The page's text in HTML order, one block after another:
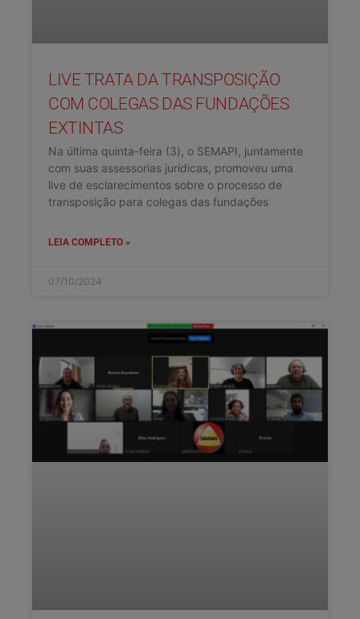
LIVE TRATA DA TRANSPOSIÇÃO
COM COLEGAS DAS FUNDAÇÕES
EXTINTAS
Na última quinta-feira (3), o SEMAPI, juntamente
com suas assessorias jurídicas, promoveu uma
live de esclarecimentos sobre o processo de
transposição para colegas das fundações
LEIA COMPLETO »
07/10/2024